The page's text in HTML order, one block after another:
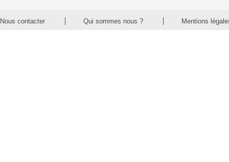
Nous contacter Qui sommes nous ? Mentions